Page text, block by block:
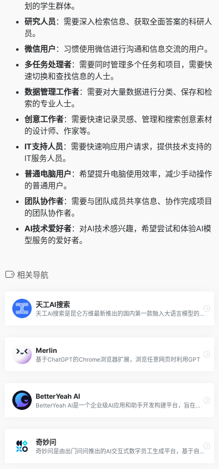
划的学生群体。
研究人员 ：需要深入检索信息、获取全面答案的科研人
员。
微信用户 ：习惯使用微信进行沟通和信息交流的用户。
多任务处理者：需要同时管理多个任务和项目，需要快
速切换和查找信息的人士。
数据管理工作者：需要对大量数据进行分类、保存和检
索的专业人士。
创意工作者：需要快速记录灵感、管理和搜索创意素材
的设计师、作家等。
IT支持人员 ：需要快速响应用户请求，提供技术支持的
IT服务人员。
普通电脑用户 ：希望提升电脑使用效率，减少手动操作
的普通用户。
团队协作者：需要与团队成员共享信息、协作完成项目
的团队协作者。
AI技术爱好者：对AI技术感兴趣，希望尝试和体验AI模
型服务的爱好者。
相关导航
天工AI搜索
天工AI搜索是昆仑万维最新推出的国内第一款融入大语言模型的AI搜索引擎，作为国内第一款应用级的落地产品，助推传统搜索跨越式迈入AI时代，现已开启内测申请。
Merlin
基于ChatGPT的Chrome浏览器扩展，浏览任意网页时利用GPT
BetterYeah AI
BetterYeah AI是一个企业级AI应用和助手开发构建平台，旨在简化AI Agent的开发流程，使企业无需编写代码即可构建符合业务需求的智能助手。
奇妙问
奇妙问是由出门问问推出的AI交互式数字员工生成平台，基于自研的“序列猴子”大模型，为政企、文旅等行业提供数字接待、客服、销售等服务，提供一站式交互数字人解决方案。